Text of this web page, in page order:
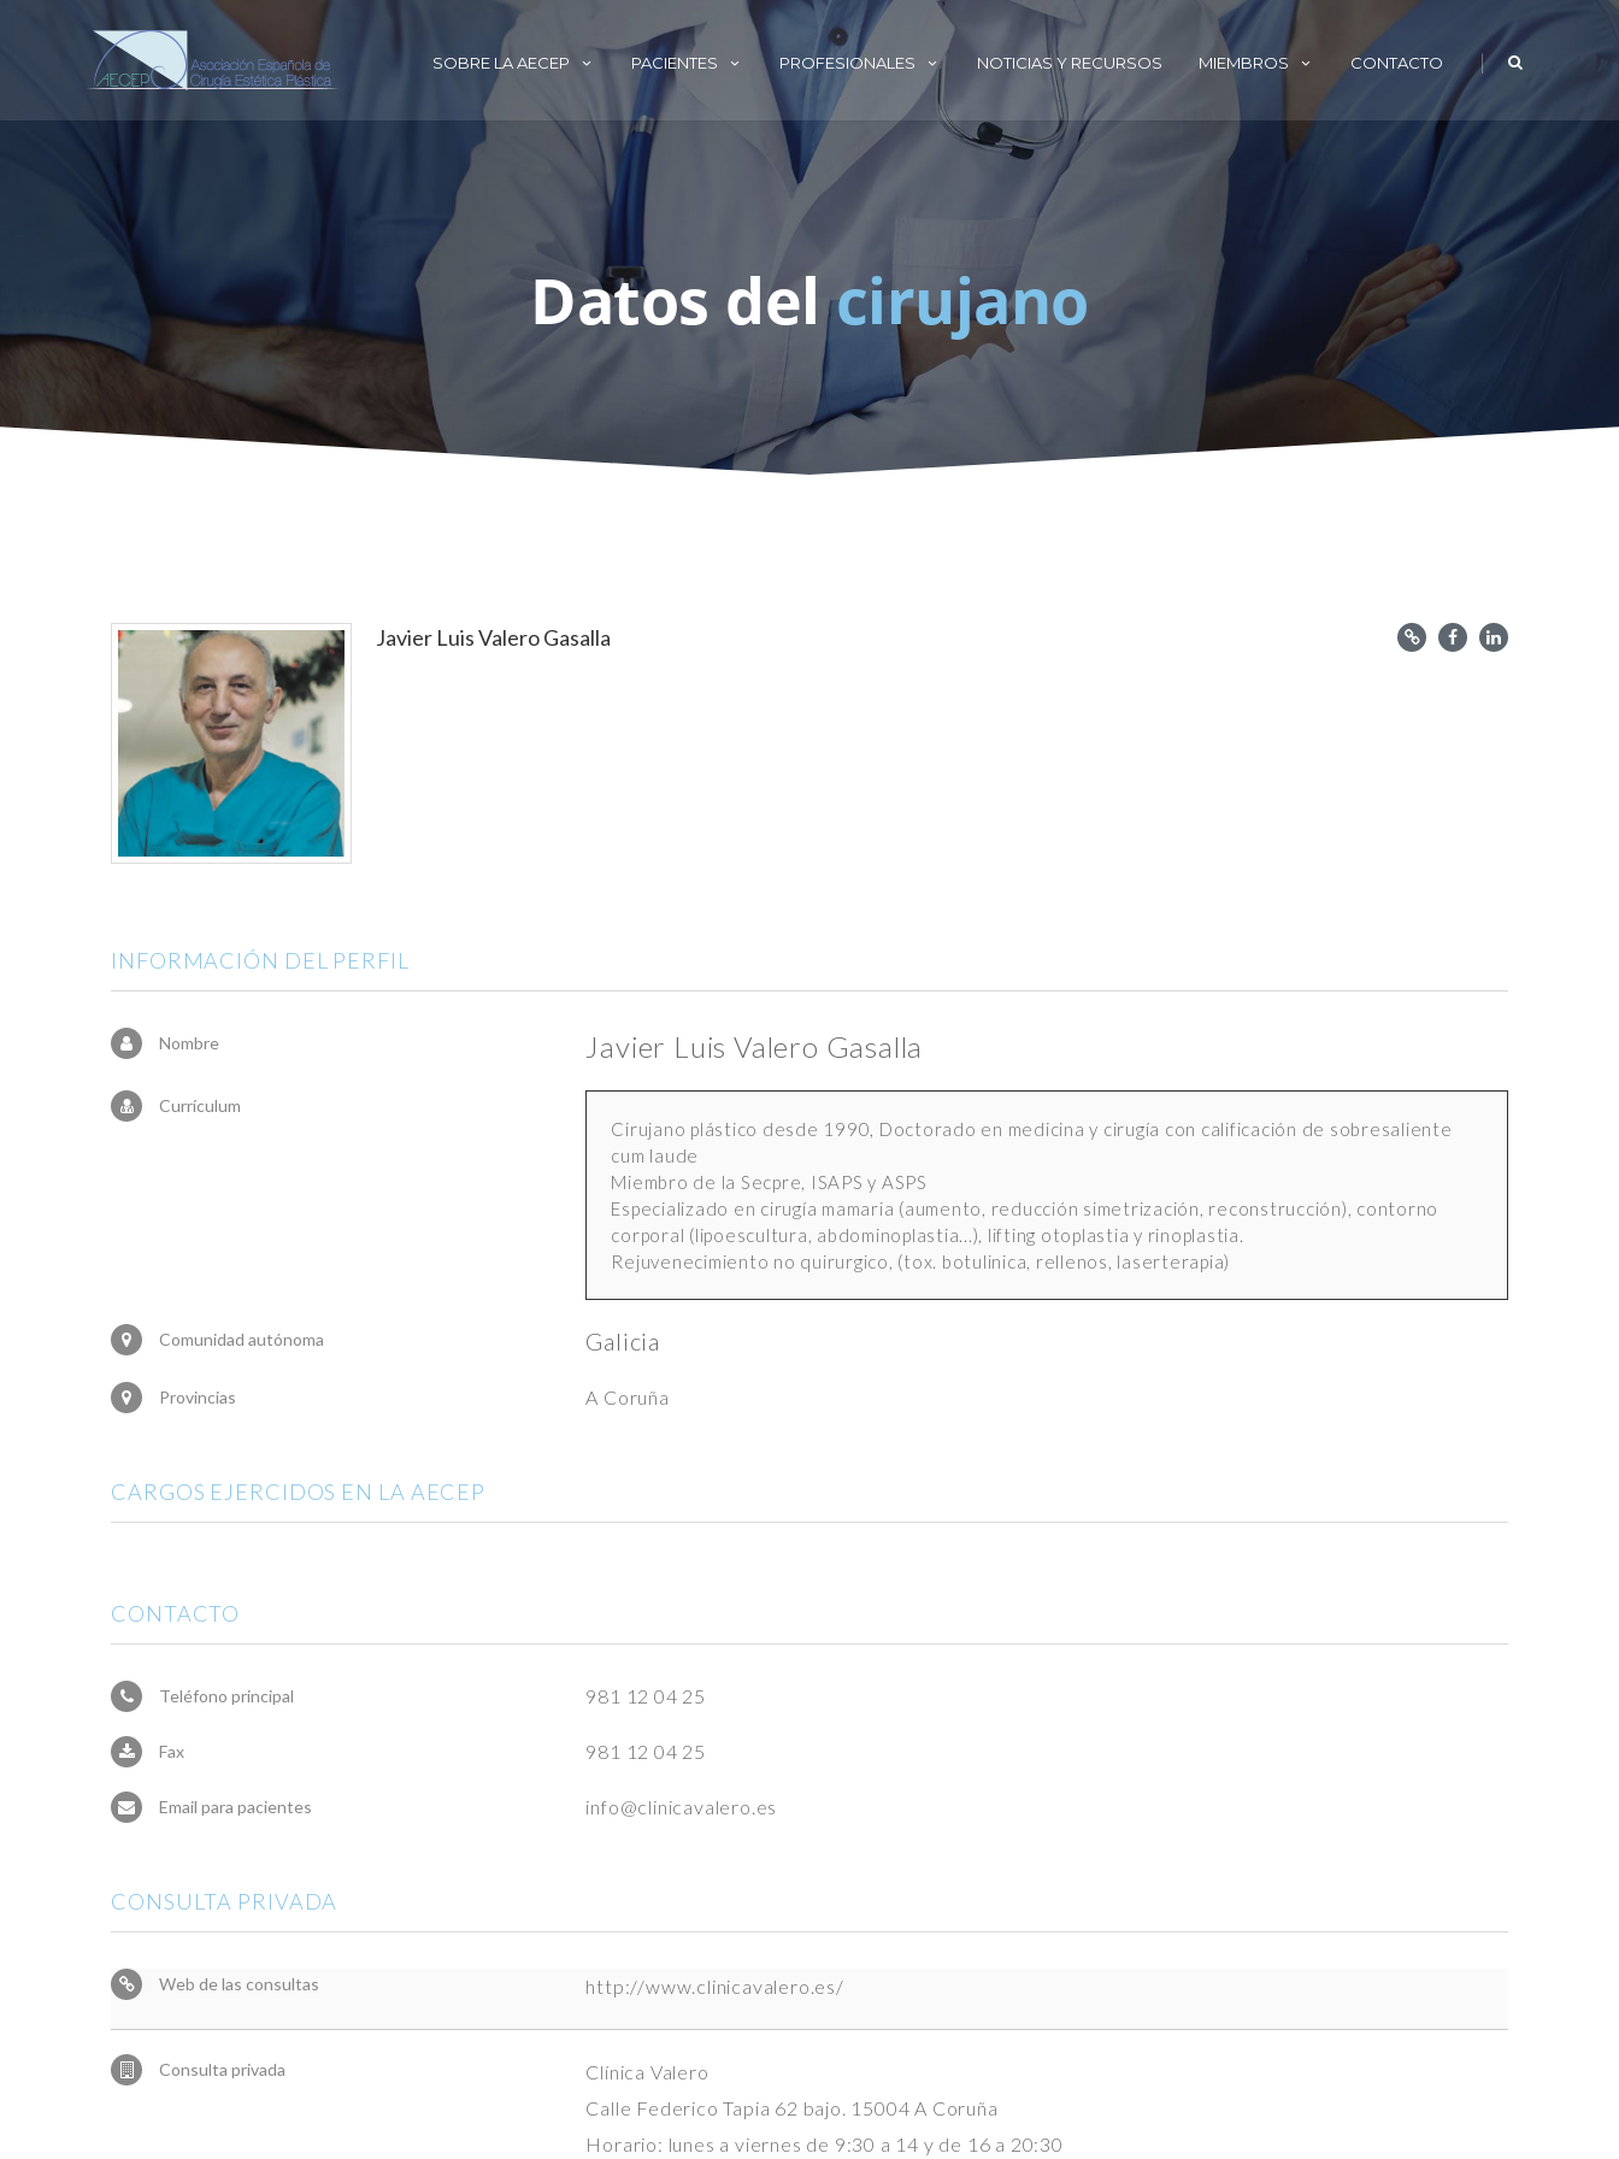
SOBRE LA AECEP PACIENTES PROFESIONALES NOTICIAS Y RECURSOS MIEMBROS CONTACTO |
Datos delcirujano
Javier Luis Valero Gasalla
INFORMACIÓN DEL PERFIL
Nombre Javier Luis Valero Gasalla
Currículum
Cirujano plástico desde 1990, Doctorado en medicina y cirugía con calificación de sobresaliente
cum laude
Miembro de la Secpre, ISAPS y ASPS
Especializado en cirugía mamaria (aumento, reducción simetrización, reconstrucción), contorno
corporal (lipoescultura, abdominoplastia...), lifting otoplastia y rinoplastia.
Rejuvenecimiento no quirurgico, (tox. botulinica, rellenos, laserterapia)
Comunidad autónoma Galicia
Provincias A Coruña
CARGOS EJERCIDOS EN LA AECEP
CONTACTO
Teléfono principal 981 12 04 25
Fax 981 12 04 25
Email para pacientes info@clinicavalero.es
CONSULTA PRIVADA
Web de las consultas http://www.clinicavalero.es/
Consulta privada
Clínica Valero
Calle Federico Tapia 62 bajo. 15004 A Coruña
Horario: lunes a viernes de 9:30 a 14 y de 16 a 20:30